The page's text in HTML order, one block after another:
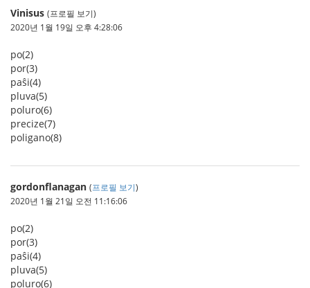
Vinisus (프로필 보기)
2020년 1월 19일 오후 4:28:06
po(2)
por(3)
paŝi(4)
pluva(5)
poluro(6)
precize(7)
poligano(8)
gordonflanagan (프로필 보기)
2020년 1월 21일 오전 11:16:06
po(2)
por(3)
paŝi(4)
pluva(5)
poluro(6)